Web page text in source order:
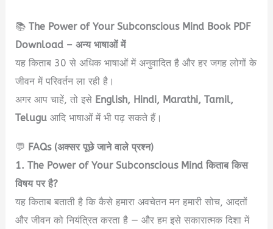
📚 The Power of Your Subconscious Mind Book PDF
Download – अन्य भाषाओं में
यह किताब 30 से अधिक भाषाओं में अनुवादित है और हर जगह लोगों के
जीवन में परिवर्तन ला रही है।
अगर आप चाहें, तो इसे English, Hindi, Marathi, Tamil,
Telugu आदि भाषाओं में भी पढ़ सकते हैं।
💬 FAQs (अक्सर पूछे जाने वाले प्रश्न)
1. The Power of Your Subconscious Mind किताब किस
विषय पर है?
यह किताब बताती है कि कैसे हमारा अवचेतन मन हमारी सोच, आदतों
और जीवन को नियंत्रित करता है — और हम इसे सकारात्मक दिशा में